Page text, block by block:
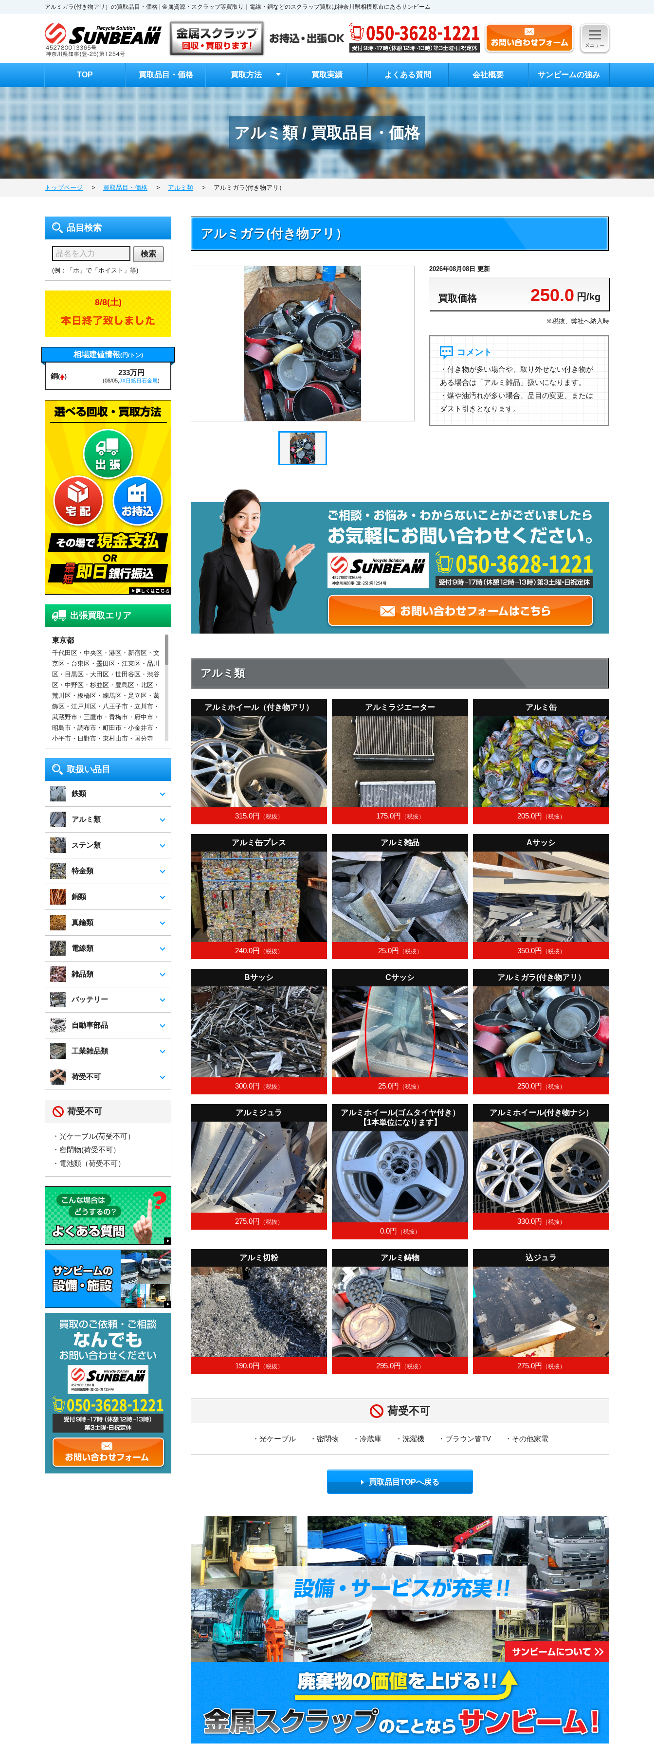
アルミガラ(付き物アリ）の買取品目・価格 | 金属資源・スクラップ等買取り｜電線・銅などのスクラップ買取は神奈川県相模原市にあるサンビーム
TOP 買取品目・価格 買取方法 買取実績 よくある質問 会社概要 サンビームの強み
アルミ類 / 買取品目・価格
トップページ > 買取品目・価格 > アルミ類 > アルミガラ(付き物アリ）
アルミガラ(付き物アリ）
2026年08月08日 更新
買取価格 250.0 円/kg
※税抜、弊社へ納入時
コメント
・付き物が多い場合や、取り外せない付き物が
ある場合は「アルミ雑品」扱いになります。
・煤や油汚れが多い場合、品目の変更、または
ダスト引きとなります。
アルミ類
アルミホイール（付き物アリ）
315.0円 （税抜）
アルミラジエーター
175.0円 （税抜）
アルミ缶
205.0円 （税抜）
アルミ缶プレス
240.0円 （税抜）
アルミ雑品
25.0円 （税抜）
Aサッシ
350.0円 （税抜）
Bサッシ
300.0円 （税抜）
Cサッシ
25.0円 （税抜）
アルミガラ(付き物アリ）
250.0円 （税抜）
アルミジュラ
275.0円 （税抜）
アルミホイール(ゴムタイヤ付き）
【1本単位になります】
0.0円 （税抜）
アルミホイール(付き物ナシ）
330.0円 （税抜）
アルミ切粉
190.0円 （税抜）
アルミ鋳物
295.0円 （税抜）
込ジュラ
275.0円 （税抜）
荷受不可
・光ケーブル ・密閉物 ・冷蔵庫 ・洗濯機 ・ブラウン管TV ・その他家電
買取品目TOPへ戻る
品目検索
検索
(例：「ホ」で「ホイスト」等)
8/8(土)
相場建値情報(円/トン)
銅( ) 233万円
(08/05, JX日鉱日石金属)
出張買取エリア
東京都
千代田区・中央区・港区・新宿区・文
京区・台東区・墨田区・江東区・品川
区・目黒区・大田区・世田谷区・渋谷
区・中野区・杉並区・豊島区・北区・
荒川区・板橋区・練馬区・足立区・葛
飾区・江戸川区・八王子市・立川市・
武蔵野市・三鷹市・青梅市・府中市・
昭島市・調布市・町田市・小金井市・
小平市・日野市・東村山市・国分寺
市・国立市・福生市・狛江市・東大和
市・清瀬市・東久留米市・武蔵村山
市・多摩市・稲城市・羽村市・あきる
野市・西東京市
神奈川県
横浜市・川崎市・相模原市・横須賀
市・平塚市・鎌倉市・藤沢市・小田原
市・茅ヶ崎市・逗子市・三浦市・秦野
市・厚木市・大和市・伊勢原市・海老
埼玉県
さいたま市・川越市・熊谷市・川口
市・行田市・秩父市・所沢市・飯能
市・加須市・本庄市・東松山市・春日
部市・狭山市・羽生市・鴻巣市・深谷
市・上尾市・草加市・越谷市・蕨市・
戸田市・入間市・朝霞市・志木市・和
光市・新座市・桶川市・北本市・八潮
市・富士見市・三郷市・蓮田市・坂戸
市・幸手市・鶴ヶ島市・日高市・吉川
市・ふじみ野市・白岡市
*対応地域外であっても、柔軟かつ迅速
に対応いたします。まずはお話をお聞
取扱い品目
鉄類
アルミ類
ステン類
特金類
銅類
真鍮類
電線類
雑品類
バッテリー
自動車部品
工業雑品類
荷受不可
荷受不可
・光ケーブル(荷受不可）
・密閉物(荷受不可）
・電池類（荷受不可）